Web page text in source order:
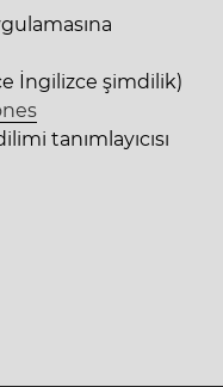
İngilizce şimdilik)
tanımlayıcısı